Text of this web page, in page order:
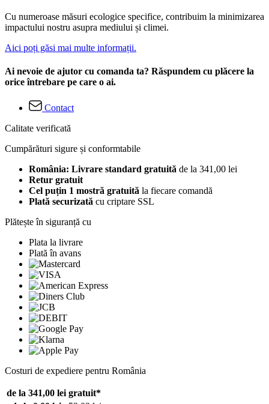
Cu numeroase măsuri ecologice specifice, contribuim la minimizarea
impactului nostru asupra mediului și climei.
Aici poți găsi mai multe informații.
Ai nevoie de ajutor cu comanda ta? Răspundem cu plăcere la
orice întrebare pe care o ai.
Contact
Calitate verificată
Cumpărături sigure și conformtabile
România: Livrare standard gratuită de la 341,00 lei
Retur gratuit
Cel puțin 1 mostră gratuită la fiecare comandă
Plată securizată cu criptare SSL
Plătește în siguranță cu
Plata la livrare
Plată în avans
Costuri de expediere pentru România
de la 341,00 lei gratuit*